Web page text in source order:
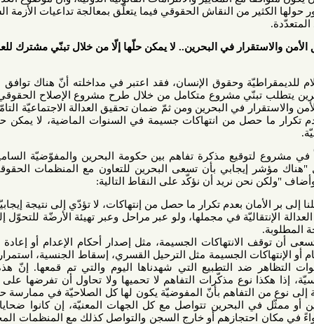
من النقاش الحقوقي فيما يتعلّق بمعالجة تداعيات الأزمة السياسيّة
في البحرين.. لا يمكن حلّها إلّا من خلال تبنّي مشترك للعدالة
وحقوق الإنسان، فقد اعتبر في مداخلتهأنّ هناك توافق بين العديد
تبنّي مشروع متكامل من خلال طرح مشروع الإصلاح الحقوقي الشامل،
في البحرين ومن ثمّ ضمان تحقيق العدالة الاجتماعيّة التامّة للضحايا
حصل من انتهاكات جسيمة في السنوات الماضية، لا يمكن حلّها إلّا من
مذكرة تفاهم بين حكومة البحرين والمفوّضيّة السامية لحقوق
إيجابي بأن تسعى البحرين للتعاون مع المنظمات الحقوقية الدوليّة
نريد أن نؤكّد على النقاط التالية:
بعدم تكرار ما حصل من إنتهاكات، لا تؤدّي إلى نتيجة إيجابيّة.
في مجملها، ولو عبر مراحل وعبر تهيئة الأرضّة للتحوّل إلى العدالة
الانتهاكات الجسيمة، مثل إصدار أحكام الإعدام أو إعادة النظر في
الجسيمة مثل الترحيل القسري، إسقاط الجنسية، استمرار التعذيب،
ضد التطبيع التي شهدناها اليوم والتي تم قمعها. إنّ هذه الحقوق
نوع مذكّرات التفاهم لا تحميها ولا تحاول أن تفرضها على الدولة ولا
التفاهم بأنّ المفوضيّة يكون لها كل الصلاحيّة في ممارسة حقّها عندما
البحرين تتواصل مع كل الجهات المعنيّة، إن كانوا ضحايا أو عوائل
احتجازهم أو خارج السجن والتواصل كذلك مع المنظمات المحليّة، وفي